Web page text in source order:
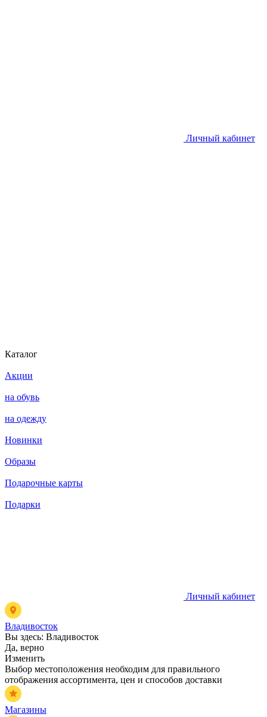
Личный кабинет
Каталог
Акции
на обувь
на одежду
Новинки
Образы
Подарочные карты
Подарки
Личный кабинет
Владивосток
Вы здесь: Владивосток
Да, верно
Изменить
Выбор местоположения необходим для правильного
отображения ассортимента, цен и способов доставки
Магазины